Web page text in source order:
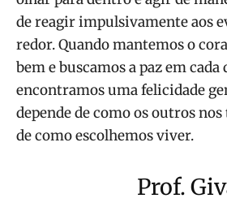
de reagir impulsivamente aos
redor. Quando mantemos o
bem e buscamos a paz em cada
encontramos uma felicidade
depende de como os outros
de como escolhemos viver.
Prof.